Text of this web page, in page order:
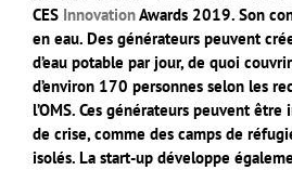
CES InnovationAwards 2019. Son
en eau. Des générateurs peuvent
d’eau potable par jour, de quoi
d’environ 170 personnes selon les
l’OMS. Ces générateurs peuvent
de crise, comme des camps de
isolés. La start-up développe